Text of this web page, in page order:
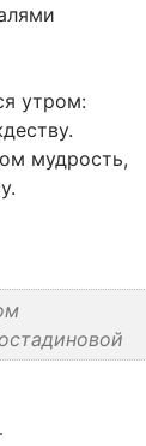
утром:
мудрость,